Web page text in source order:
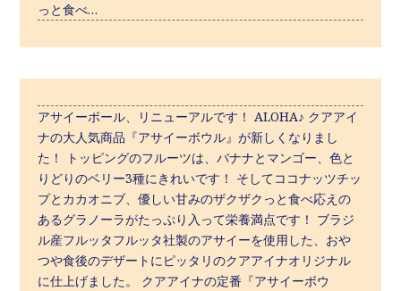
っと食べ…
アサイーボール、リニューアルです！ ALOHA♪ クアアイ
ナの大人気商品『アサイーボウル』が新しくなりまし
た！ トッピングのフルーツは、バナナとマンゴー、色と
りどりのベリー3種にきれいです！ そしてココナッツチッ
プとカカオニブ、優しい甘みのザクザクっと食べ応えの
あるグラノーラがたっぷり入って栄養満点です！ ブラジ
ル産フルッタフルッタ社製のアサイーを使用した、おや
つや食後のデザートにピッタリのクアアイナオリジナル
に仕上げました。 クアアイナの定番『アサイーボウ